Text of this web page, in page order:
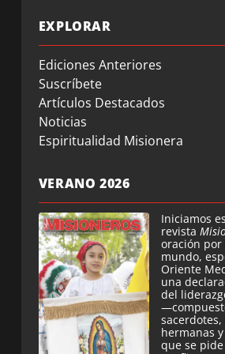
EXPLORAR
Ediciones Anteriores
Suscríbete
Artículos Destacados
Noticias
Espiritualidad Misionera
VERANO 2026
Iniciamos
revista
oración por
mundo,
Oriente
una
del
hermanas
que se